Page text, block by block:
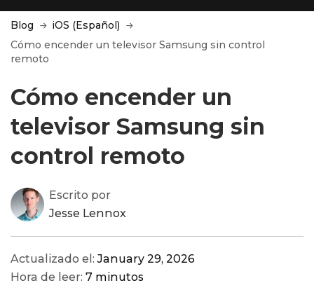
Blog
iOS (Español)
Cómo encender un televisor Samsung sin control
remoto
Cómo encender un
televisor Samsung sin
control remoto
Escrito por
Jesse Lennox
Actualizado el:January 29, 2026
Hora de leer: 7 minutos